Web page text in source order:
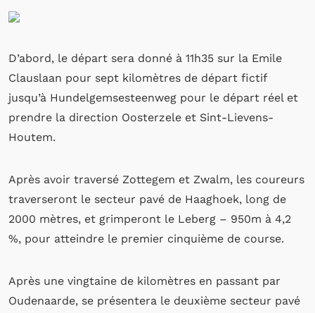
D’abord, le départ sera donné à 11h35 sur la Emile
Clauslaan pour sept kilomètres de départ fictif
jusqu’à Hundelgemsesteenweg pour le départ réel et
prendre la direction Oosterzele et Sint-Lievens-
Houtem.
Après avoir traversé Zottegem et Zwalm, les coureurs
traverseront le secteur pavé de Haaghoek, long de
2000 mètres, et grimperont le Leberg – 950m à 4,2
%, pour atteindre le premier cinquième de course.
Après une vingtaine de kilomètres en passant par
Oudenaarde, se présentera le deuxième secteur pavé